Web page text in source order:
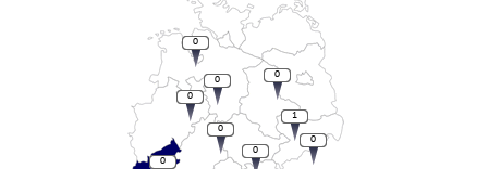
0
0
1
0
0
0
0
0
0